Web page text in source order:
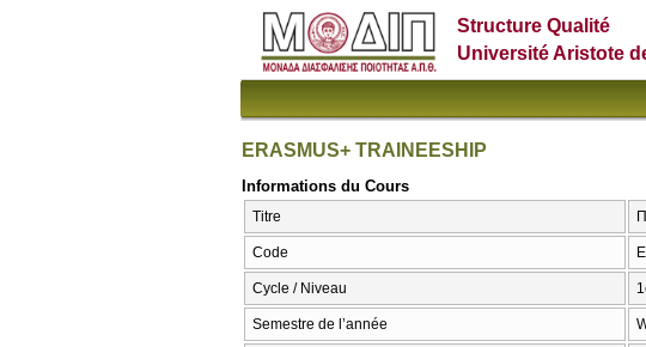
Structure Qualité
Université Aristote
ERASMUS+ TRAINEESHIP
Informations du Cours
Titre
Code
Cycle / Niveau
Semestre de l’année